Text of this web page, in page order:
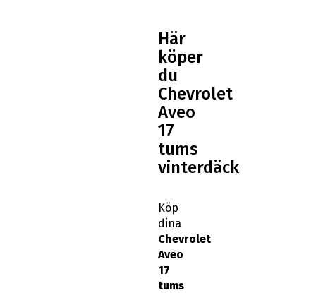
Här
köper
du
Chevrolet
Aveo
17
tums
vinterdäck
Köp
dina
Chevrolet
Aveo
17
tums